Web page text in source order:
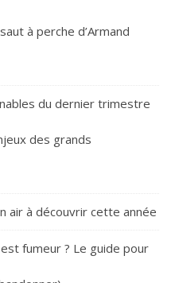
à perche d’Armand
du dernier trimestre
des grands
air à découvrir cette année
fumeur ? Le guide pour